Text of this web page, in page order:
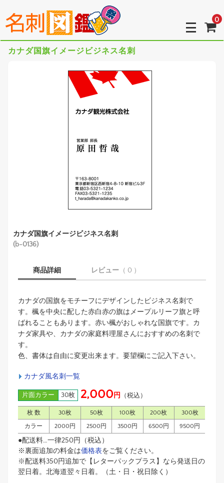
0
カナダ国旗イメージビジネス名刺
カナダ国旗イメージビジネス名刺
(b-0136)
商品詳細 レビュー （ 0 ）
カナダの国旗をモチーフにデザインしたビジネス名刺で
す。楓を中央に配した赤白赤の旗はメープルリーフ旗と呼
ばれることもあります。赤い楓がおしゃれな国旗です。カ
ナダ家具や、カナダの家庭料理屋さんにおすすめの名刺で
す。
色、書体は自由に変更出来ます。要望欄にご記入下さい。
カナダ風名刺一覧
片面カラー 30枚 2,000円 （税込）
枚 数 30枚 50枚 100枚 200枚 300枚
カラー 2000円 2500円 3500円 6500円 9500円
●配送料…一律250円（税込）
※裏面追加の料金は価格表をご覧ください。
※配送料350円追加で【レターパックプラス】なら発送日の
翌日着。北海道翌々日着。（土・日・祝日除く）